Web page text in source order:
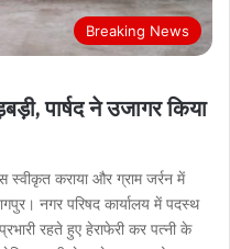
Breaking News
पार्षद ने उजागर किया
स्वीकृत कराया और ग्राम जर्रन में
नगर परिषद कार्यालय में पदस्थ
रहते हुए हेराफेरी कर पत्नी के